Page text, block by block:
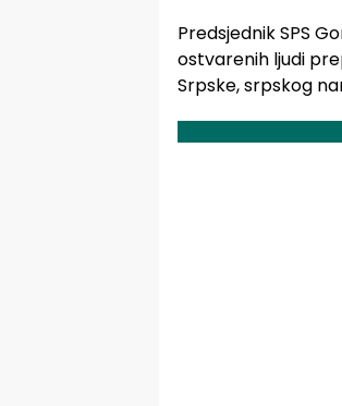
Predsjednik SPS
ostvarenih ljudi
Srpske, srpskog